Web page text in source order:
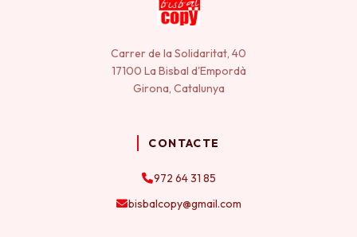
Carrer de la Solidaritat, 40
17100 La Bisbal d'Empordà
Girona, Catalunya
CONTACTE
972 64 31 85
bisbalcopy@gmail.com